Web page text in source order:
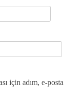
için adım, e-posta